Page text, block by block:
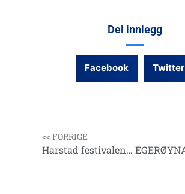
Del innlegg
Facebook Twitter
<< FORRIGE
Harstad festivalen og den 50 Internasjonale havfiskefestivalen i Harstad 2021